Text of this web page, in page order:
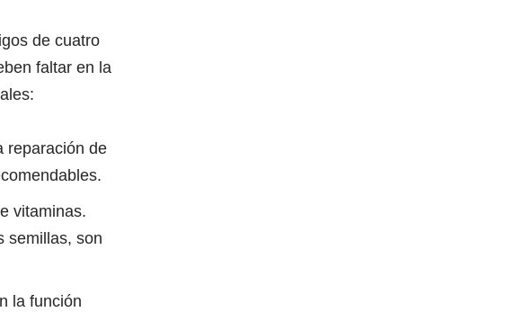
de cuatro
faltar en la
reparación de
vitaminas.
semillas, son
la función